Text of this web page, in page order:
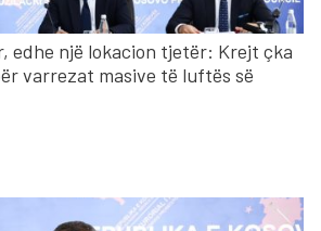
edhe një lokacion tjetër: Krejt çka
varrezat masive të luftës së